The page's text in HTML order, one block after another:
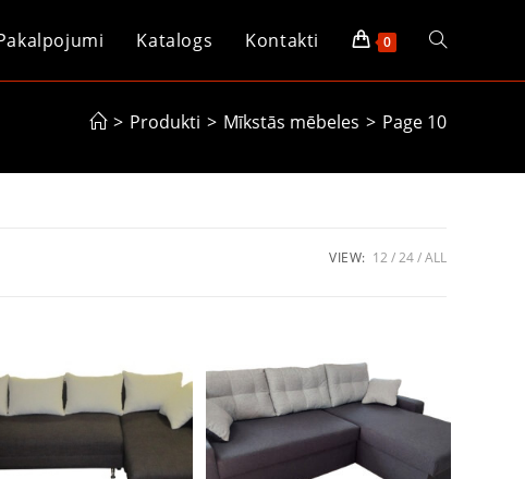
Katalogs Kontakti 0 Toggle
website
> Produkti > Mīkstās mēbeles > Page 10
VIEW: 12 24 ALL